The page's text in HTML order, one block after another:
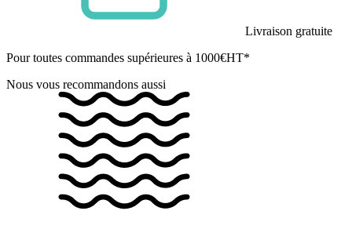
Livraison gratuite
Pour toutes commandes supérieures à 1000€HT*
Nous vous recommandons aussi